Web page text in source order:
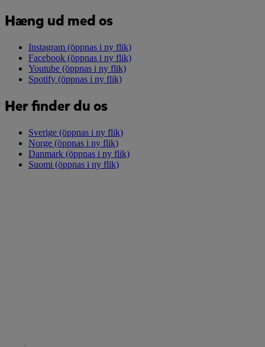
Hæng ud med os
Instagram (öppnas i ny flik)
Facebook (öppnas i ny flik)
Youtube (öppnas i ny flik)
Spotify (öppnas i ny flik)
Her finder du os
Sverige (öppnas i ny flik)
Norge (öppnas i ny flik)
Danmark (öppnas i ny flik)
Suomi (öppnas i ny flik)